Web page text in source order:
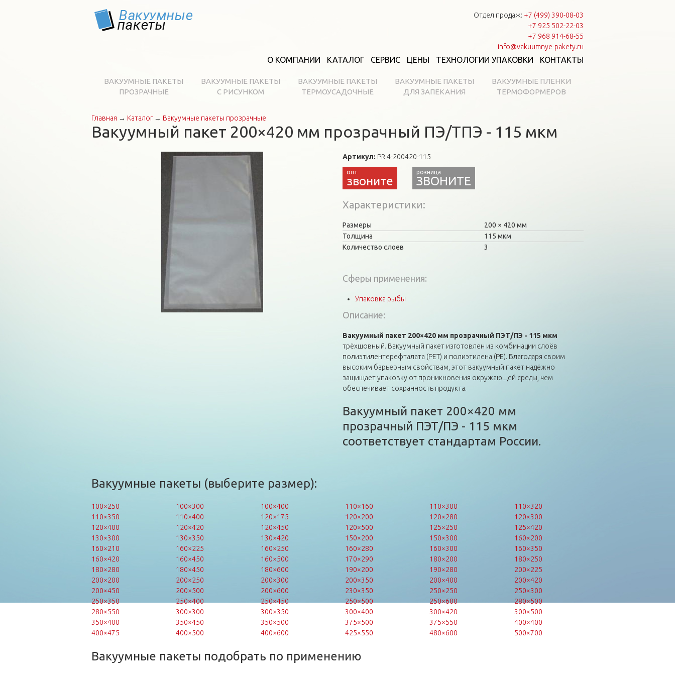
Отдел продаж: +7 (499) 390-08-03
+7 925 502-22-03
+7 968 914-68-55
info@vakuumnye-pakety.ru
О КОМПАНИИ КАТАЛОГ СЕРВИС ЦЕНЫ ТЕХНОЛОГИИ УПАКОВКИ КОНТАКТЫ
ВАКУУМНЫЕ ПАКЕТЫ
ПРОЗРАЧНЫЕ
ВАКУУМНЫЕ ПАКЕТЫ
С РИСУНКОМ
ВАКУУМНЫЕ ПАКЕТЫ
ТЕРМОУСАДОЧНЫЕ
ВАКУУМНЫЕ ПАКЕТЫ
ДЛЯ ЗАПЕКАНИЯ
ВАКУУМНЫЕ ПЛЕНКИ
ТЕРМОФОРМЕРОВ
Вы здесь
Главная → Каталог→ Вакуумные пакеты прозрачные
Вакуумный пакет 200×420 мм прозрачный ПЭ/ТПЭ - 115 мкм
Артикул: PR 4-200420-115
звоните ЗВОНИТЕ
Характеристики
Размеры 200
420 мм
Толщина
115 мкм
Количество слоев
3
Сферы применения:
Упаковка рыбы
Описание:
Вакуумный пакет 200×420 мм прозрачный ПЭТ/ПЭ - 115 мкм
трёхшовный. Вакуумный пакет изготовлен из комбинации слоёв
полиэтилентерефталата (PET) и полиэтилена (PE). Благодаря своим
высоким барьерным свойствам, этот вакуумный пакет надёжно
защищает упаковку от проникновения окружающей среды, чем
обеспечивает сохранность продукта.
Вакуумный пакет 200×420 мм
прозрачный ПЭТ/ПЭ - 115 мкм
соответствует стандартам России.
Вакуумные пакеты (выберите размер):
100×250 100×300 100×400 110×160 110×300
110×320
110×350
110×400 120×175 120×200 120×280
120×300
120×400
120×420 120×450 120×500 125×250
125×420
130×300
130×350 130×420 150×200 150×300
160×200
160×210
160×225 160×250 160×280 160×300
160×350
160×420
160×450 160×500 170×290 180×200
180×250
180×280
180×450 180×600 190×200 190×280
200×225
200×200
200×250 200×300 200×350 200×400
200×420
200×450
200×500 200×600 230×350 250×250
250×300
250×350
250×400 250×450 250×500 250×600
280×500
280×550
300×300 300×350 300×400 300×420
300×500
350×400
350×450 350×500 375×500 375×550
400×400
400×475
400×500 400×600 425×550 480×600 500×700
Вакуумные пакеты подобрать по применению